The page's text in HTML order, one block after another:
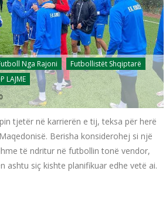
Nga Rajoni
Futbollistët Shqiptarë
LAJME
0
tjetër në karrierën e tij, teksa për herë
Berisha konsiderohej si një
të ndritur në futbollin tonë vendor,
ashtu siç kishte planifikuar edhe vetë ai.